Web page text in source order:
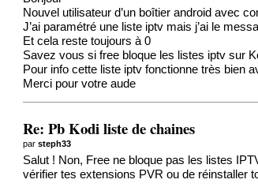
Nouvel utilisateur d’un boîtier android avec
J’ai paramétré une liste iptv mais j’ai le
Et cela reste toujours à 0
Savez vous si free bloque les listes iptv sur
Pour info cette liste iptv fonctionne très bien
Merci pour votre aude
Re: Pb Kodi liste de chaines
parsteph33
Salut ! Non, Free ne bloque pas les listes
vérifier tes extensions PVR ou de réinstaller